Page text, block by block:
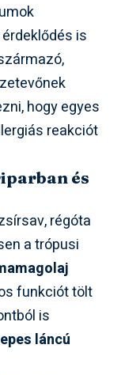
is
hogy egyes
reakciót
és
régóta
a trópusi
funkciót tölt
is
láncú